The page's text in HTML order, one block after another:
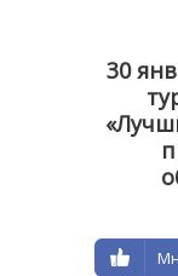
30